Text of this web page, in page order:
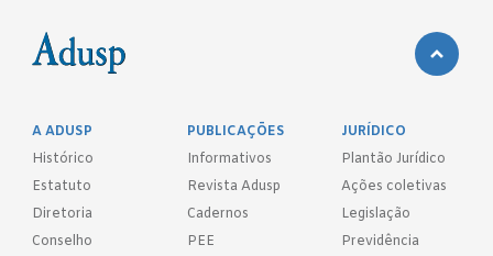
A ADUSP
Histórico
Estatuto
Diretoria
Conselho
PUBLICAÇÕES
Informativos
Revista Adusp
Cadernos
PEE
JURÍDICO
Plantão Jurídico
Ações coletivas
Legislação
Previdência